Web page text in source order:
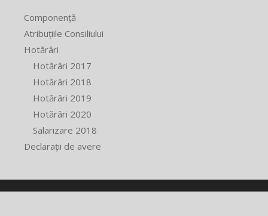
Componență
Atribuțiile Consiliului
Hotărâri
Hotărâri 2017
Hotărâri 2018
Hotărâri 2019
Hotărâri 2020
Salarizare 2018
Declarații de avere